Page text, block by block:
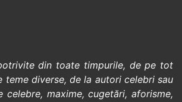
din toate timpurile, de pe tot
teme diverse, de la autori celebrisau
celebre, maxime,cugetări,aforisme,